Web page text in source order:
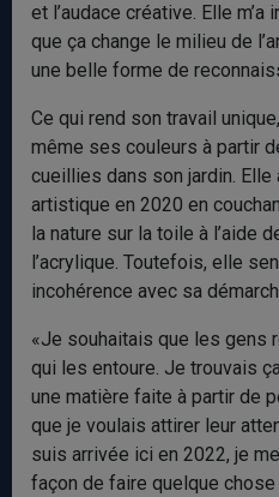
et l’audace créative. Elle
que ça change le milieu de
une belle forme de
Ce qui rend son travail
même ses couleurs à partir
cueillies dans son jardin.
artistique en 2020 en
la nature sur la toile à l’aide
l’acrylique. Toutefois, elle
incohérence avec sa
«Je souhaitais que les gens
qui les entoure. Je trouvais
une matière faite à partir de
que je voulais attirer leur
suis arrivée ici en 2022, je
façon de faire quelque